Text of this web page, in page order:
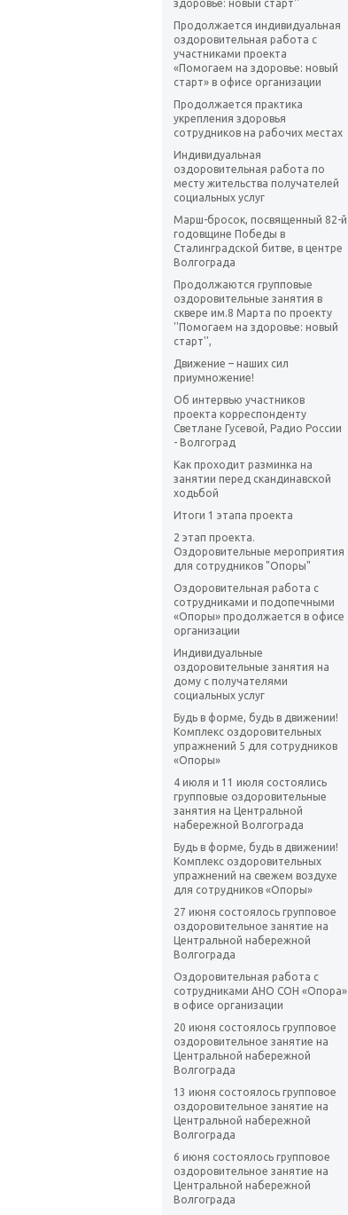
здоровье: новый старт''
Продолжается индивидуальная
оздоровительная работа с
участниками проекта
«Помогаем на здоровье: новый
старт» в офисе организации
Продолжается практика
укрепления здоровья
сотрудников на рабочих местах
Индивидуальная
оздоровительная работа по
месту жительства получателей
социальных услуг
Марш-бросок, посвященный 82-й
годовщине Победы в
Сталинградской битве, в центре
Волгограда
Продолжаются групповые
оздоровительные занятия в
сквере им.8 Марта по проекту
''Помогаем на здоровье: новый
старт'',
Движение – наших сил
приумножение!
Об интервью участников
проекта корреспонденту
Светлане Гусевой, Радио России
- Волгоград
Как проходит разминка на
занятии перед скандинавской
ходьбой
Итоги 1 этапа проекта
2 этап проекта.
Оздоровительные мероприятия
для сотрудников "Опоры"
Оздоровительная работа с
сотрудниками и подопечными
«Опоры» продолжается в офисе
организации
Индивидуальные
оздоровительные занятия на
дому с получателями
социальных услуг
Будь в форме, будь в движении!
Комплекс оздоровительных
упражнений 5 для сотрудников
«Опоры»
4 июля и 11 июля состоялись
групповые оздоровительные
занятия на Центральной
набережной Волгограда
Будь в форме, будь в движении!
Комплекс оздоровительных
упражнений на свежем воздухе
для сотрудников «Опоры»
27 июня состоялось групповое
оздоровительное занятие на
Центральной набережной
Волгограда
Оздоровительная работа с
сотрудниками АНО СОН «Опора»
в офисе организации
20 июня состоялось групповое
оздоровительное занятие на
Центральной набережной
Волгограда
13 июня состоялось групповое
оздоровительное занятие на
Центральной набережной
Волгограда
6 июня состоялось групповое
оздоровительное занятие на
Центральной набережной
Волгограда